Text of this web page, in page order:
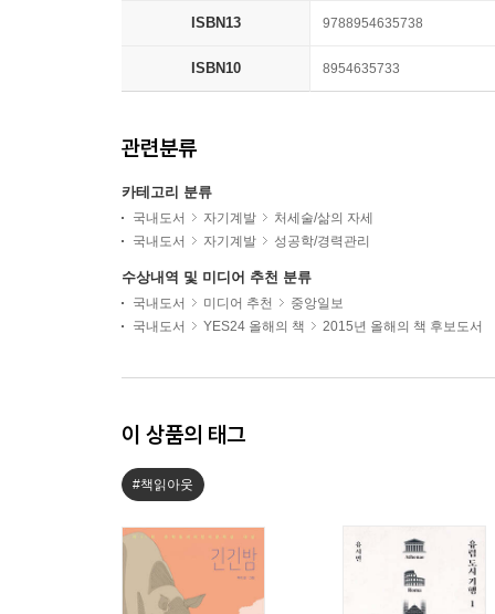
ISBN13 9788954635738
ISBN10 8954635733
관련분류
카테고리 분류
국내도서 자기계발
처세술/삶의 자세
국내도서
자기계발 성공학/경력관리
수상내역 및 미디어 추천 분류
국내도서 미디어 추천
중앙일보
국내도서
YES24 올해의 책 2015년 올해의 책 후보도서
이 상품의 태그
#책읽아웃